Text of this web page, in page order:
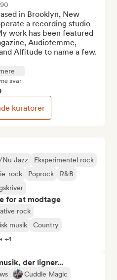
Nu Jazz
Eksperimentel rock
rock Poprock
R&B
for at modtage
rock
musik
Country
+4
der ligner...
Cuddle Magic
in Brooklyn, New
a recording studio
work has been featured
Audiofemme,
Alfitude to name a few.
svar
kuratorer